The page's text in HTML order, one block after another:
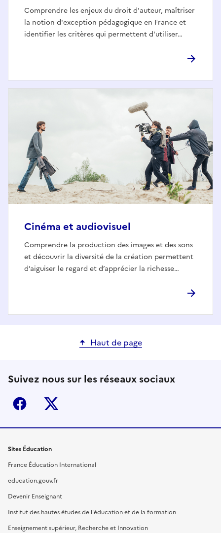
Comprendre les enjeux du droit d'auteur, maîtriser
la notion d'exception pédagogique en France et
identifier les critères qui permettent d'utiliser…
Cinéma et audiovisuel
Comprendre la production des images et des sons
et découvrir la diversité de la création permettent
d’aiguiser le regard et d’apprécier la richesse…
Haut de page
Suivez nous sur les réseaux sociaux
Facebook
Sites Éducation
France Éducation International
education.gouv.fr
Devenir Enseignant
Institut des hautes études de l'éducation et de la formation
Enseignement supérieur, Recherche et Innovation